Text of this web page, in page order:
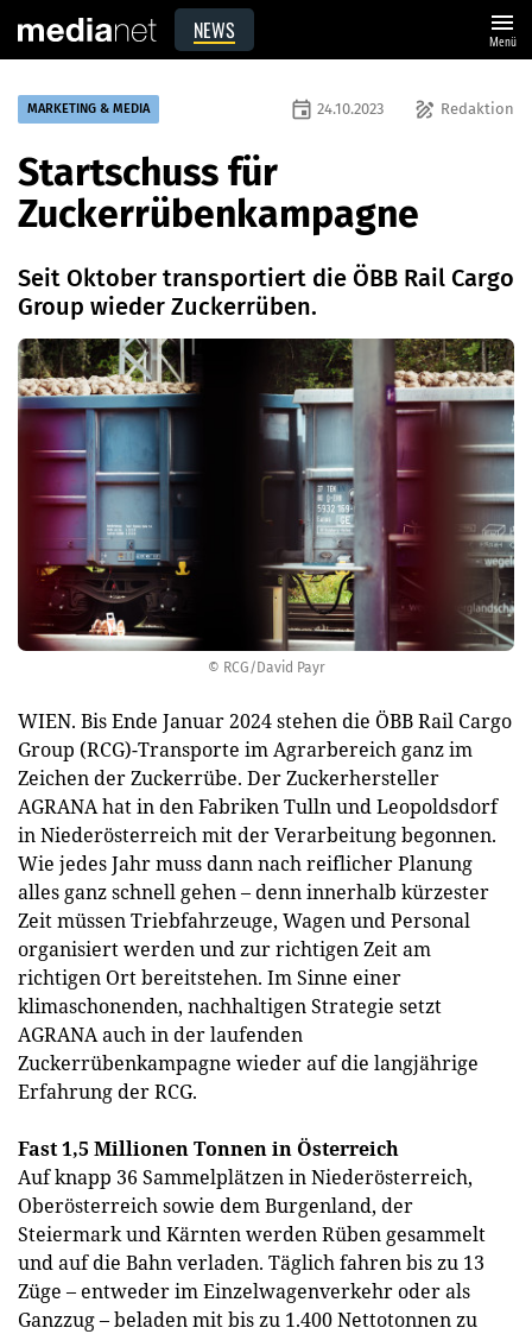
NEWS menu
Menü
© RCG/David Payr
MARKETING & MEDIA draw Redaktion
event 24.10.2023
Startschuss für
Zuckerrübenkampagne
Seit Oktober transportiert die ÖBB Rail Cargo
Group wieder Zuckerrüben.
WIEN. Bis Ende Januar 2024 stehen die ÖBB Rail Cargo
Group (RCG)-Transporte im Agrarbereich ganz im
Zeichen der Zuckerrübe. Der Zuckerhersteller
AGRANA hat in den Fabriken Tulln und Leopoldsdorf
in Niederösterreich mit der Verarbeitung begonnen.
Wie jedes Jahr muss dann nach reiflicher Planung
alles ganz schnell gehen – denn innerhalb kürzester
Zeit müssen Triebfahrzeuge, Wagen und Personal
organisiert werden und zur richtigen Zeit am
richtigen Ort bereitstehen. Im Sinne einer
klimaschonenden, nachhaltigen Strategie setzt
AGRANA auch in der laufenden
Zuckerrübenkampagne wieder auf die langjährige
Erfahrung der RCG.
Fast 1,5 Millionen Tonnen in Österreich
Auf knapp 36 Sammelplätzen in Niederösterreich,
Oberösterreich sowie dem Burgenland, der
Steiermark und Kärnten werden Rüben gesammelt
und auf die Bahn verladen. Täglich fahren bis zu 13
Züge – entweder im Einzelwagenverkehr oder als
Ganzzug – beladen mit bis zu 1.400 Nettotonnen zu